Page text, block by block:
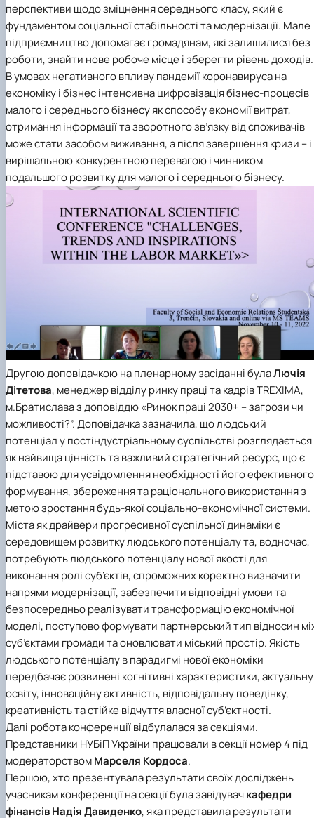
перспективи щодо зміцнення середнього класу, який є
фундаментом соціальної стабільності та модернізації. Мале
підприємництво допомагає громадянам, які залишилися без
роботи, знайти нове робоче місце і зберегти рівень доходів.
В умовах негативного впливу пандемії коронавируса на
економіку і бізнес інтенсивна цифровізація бізнес-процесів
малого і середнього бізнесу як способу економії витрат,
отримання інформації та зворотного зв’язку від споживачів
може стати засобом виживання, а після завершення кризи – і
вирішальною конкурентною перевагою і чинником
подальшого розвитку для малого і середнього бізнесу.
Другою доповідачкою на пленарному засіданні булаЛючія
Дітетова, менеджер відділу ринку праці та кадрів TREXIMA,
м.Братислава з доповіддю «Ринок праці 2030+ – загрози чи
можливості?”. Доповідачка зазначила, що людський
потенціал у постіндустріальному суспільстві розглядається
як найвища цінність та важливий стратегічний ресурс, що є
підставою для усвідомлення необхідності його ефективного
формування, збереження та раціонального використання з
метою зростання будь-якої соціально-економічної системи.
Міста як драйвери прогресивної суспільної динаміки є
середовищем розвитку людського потенціалу та, водночас,
потребують людського потенціалу нової якості для
виконання ролі суб’єктів, спроможних коректно визначити
напрями модернізації, забезпечити відповідні умови та
безпосередньо реалізувати трансформацію економічної
моделі, поступово формувати партнерський тип відносин
суб’єктами громади та оновлювати міський простір. Якість
людського потенціалу в парадигмі нової економіки
передбачає розвинені когнітивні характеристики, актуальну
освіту, інноваційну активність, відповідальну поведінку,
креативність та стійке відчуття власної суб’єктності.
Далі робота конференції відбулалася за секціями.
Представники НУБіП України працювали в секції номер 4 під
модераторствомМарселя Кордоса.
Першою, хто презентувала результати своїх досліджень
учасникам конференції на секції була завідувачкафедри
фінансівНадія Давиденко, яка представила результати